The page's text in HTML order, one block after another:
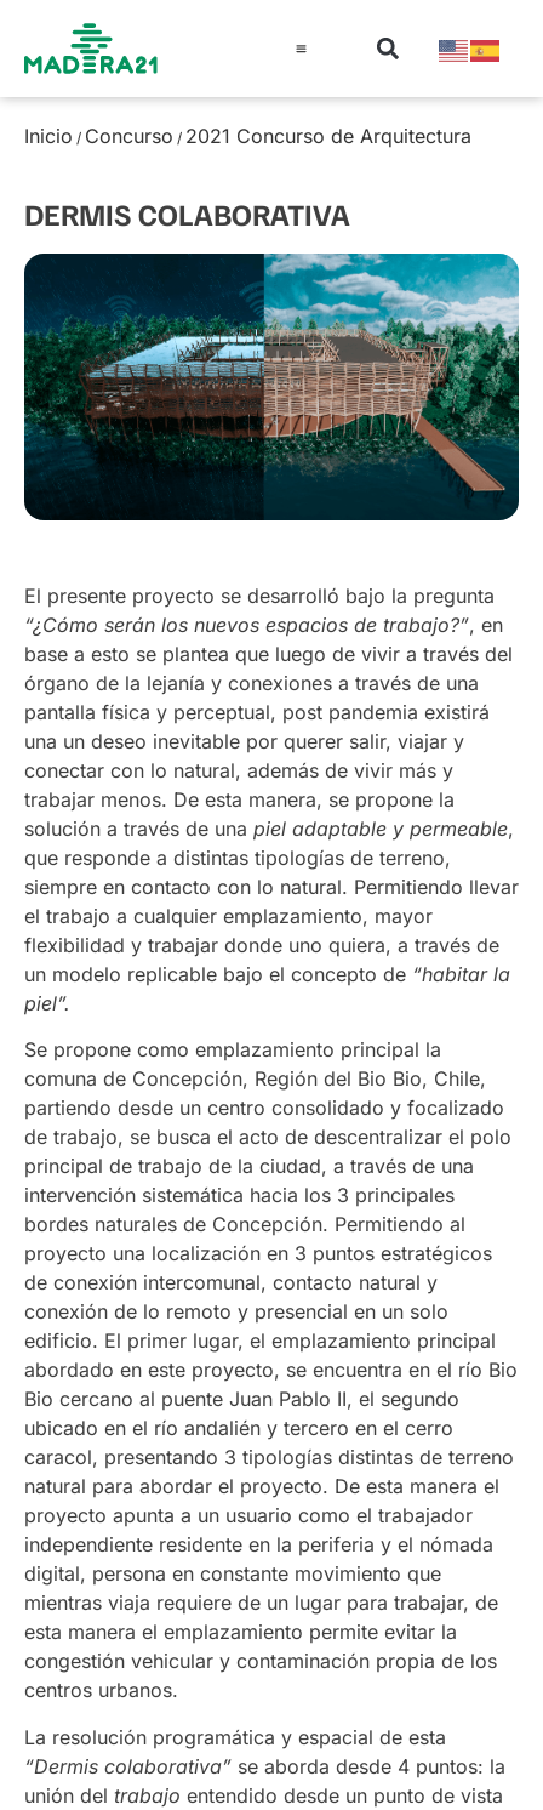
Inicio / Concurso / 2021 Concurso de Arquitectura
DERMIS COLABORATIVA
El presente proyecto se desarrolló bajo la pregunta
“¿Cómo serán los nuevos espacios de trabajo?”, en
base a esto se plantea que luego de vivir a través del
órgano de la lejanía y conexiones a través de una
pantalla física y perceptual, post pandemia existirá
una un deseo inevitable por querer salir, viajar y
conectar con lo natural, además de vivir más y
trabajar menos. De esta manera, se propone la
solución a través de una piel adaptable y permeable,
que responde a distintas tipologías de terreno,
siempre en contacto con lo natural. Permitiendo llevar
el trabajo a cualquier emplazamiento, mayor
flexibilidad y trabajar donde uno quiera, a través de
un modelo replicable bajo el concepto de “habitar la
piel”.
Se propone como emplazamiento principal la
comuna de Concepción, Región del Bio Bio, Chile,
partiendo desde un centro consolidado y focalizado
de trabajo, se busca el acto de descentralizar el polo
principal de trabajo de la ciudad, a través de una
intervención sistemática hacia los 3 principales
bordes naturales de Concepción. Permitiendo al
proyecto una localización en 3 puntos estratégicos
de conexión intercomunal, contacto natural y
conexión de lo remoto y presencial en un solo
edificio. El primer lugar, el emplazamiento principal
abordado en este proyecto, se encuentra en el río Bio
Bio cercano al puente Juan Pablo II, el segundo
ubicado en el río andalién y tercero en el cerro
caracol, presentando 3 tipologías distintas de terreno
natural para abordar el proyecto. De esta manera el
proyecto apunta a un usuario como el trabajador
independiente residente en la periferia y el nómada
digital, persona en constante movimiento que
mientras viaja requiere de un lugar para trabajar, de
esta manera el emplazamiento permite evitar la
congestión vehicular y contaminación propia de los
centros urbanos.
La resolución programática y espacial de esta
“Dermis colaborativa” se aborda desde 4 puntos: la
unión del trabajo entendido desde un punto de vista